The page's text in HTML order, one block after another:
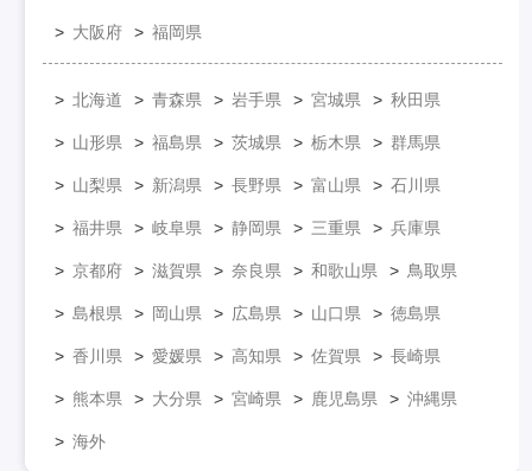
大阪府 福岡県
北海道 青森県 岩手県 宮城県 秋田県
山形県 福島県 茨城県 栃木県 群馬県
山梨県 新潟県 長野県 富山県 石川県
福井県 岐阜県 静岡県 三重県 兵庫県
京都府 滋賀県 奈良県 和歌山県 鳥取県
島根県 岡山県 広島県 山口県 徳島県
香川県 愛媛県 高知県 佐賀県 長崎県
熊本県 大分県 宮崎県 鹿児島県 沖縄県
海外